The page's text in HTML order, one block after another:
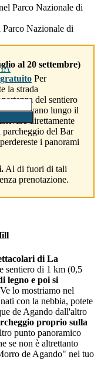
Parco Nazionale di
al 20 settembre)
Per
la strada
del sentiero
si trovano lungo il
direttamente
del Bar
i panorami
Al di fuori di tali
prenotazione.
di La
sentiero di 1 km (0,5
legno e poi si
lo mostriamo nel
con la nebbia, potete
de Agando dall'altro
proprio sulla
punto panoramico
se non è altrettanto
de Agando" nel tuo